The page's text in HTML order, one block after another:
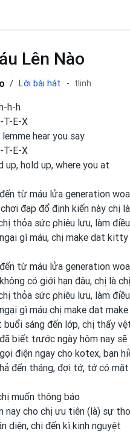
Lên Nào
Lời bài hát tlinh
h-h
T-E-X
lemme hear you say
T-E-X
up, hold up, where you at
từ máu lửa generation
đạp đổ định kiến này chị
thỏa sức ρhiêu lưu, làm
gì máu, chị make dat
từ máu lửa generation
có giới hạn đâu, chị là
thỏa sức ρhiêu lưu, làm
gì máu chị make dat
buổi sáng đến lớp, chị thấy
biết tɾước ngày hôm nay
điện ngay cho kotex, bạn
đến tháng, đợi tớ, tớ có
muốn thông báo
nay cho chị ưu tiên (là) sự
diện, chị đến kì kinh nguyệt